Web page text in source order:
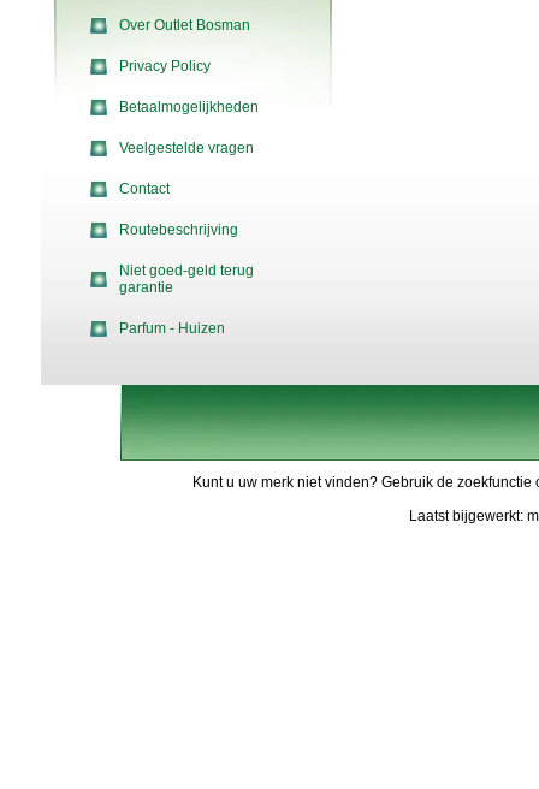
Over Outlet Bosman
Privacy Policy
Betaalmogelijkheden
Veelgestelde vragen
Contact
Routebeschrijving
Niet goed-geld terug
garantie
Parfum - Huizen
Kunt u uw merk niet vinden? Gebruik de
Laatst bijgewerkt: